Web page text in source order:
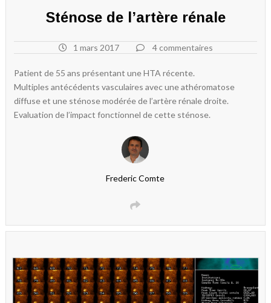
Sténose de l’artère rénale
1 mars 2017 4 commentaires
Patient de 55 ans présentant une HTA récente.
Multiples antécédents vasculaires avec une athéromatose
diffuse et une sténose modérée de l’artère rénale droite.
Evaluation de l’impact fonctionnel de cette sténose.
Frederic Comte